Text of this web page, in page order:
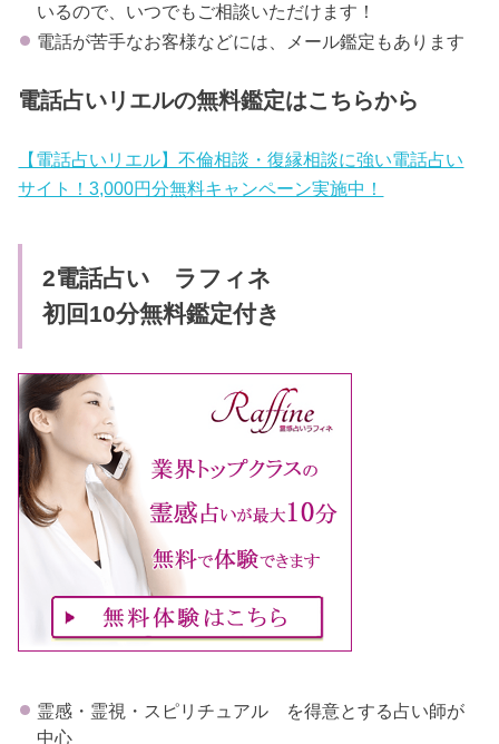
いるので、いつでもご相談いただけます！
電話が苦手なお客様などには、メール鑑定もあります
電話占いリエルの無料鑑定はこちらから
【電話占いリエル】不倫相談・復縁相談に強い電話占い
サイト！3,000円分無料キャンペーン実施中！
2電話占い ラフィネ
初回10分無料鑑定付き
霊感・霊視・スピリチュアル を得意とする占い師が
中心